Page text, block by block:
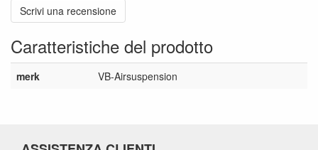
Scrivi una recensione
Caratteristiche del prodotto
merk VB-Airsuspension